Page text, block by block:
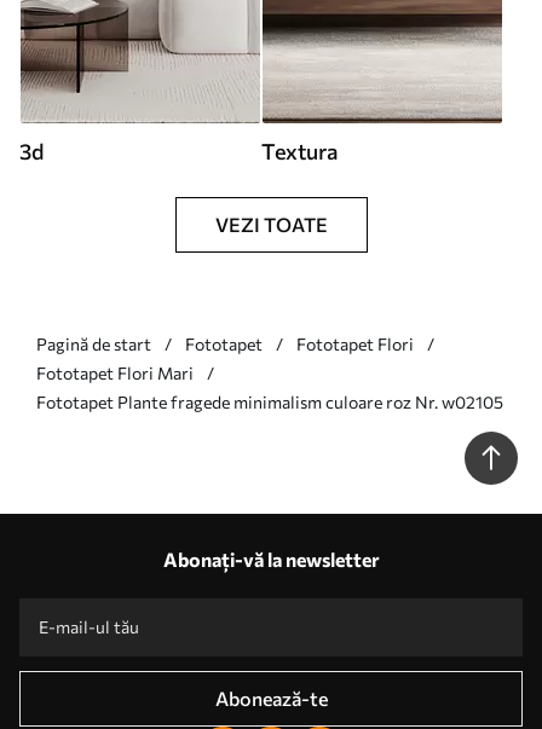
3d Textura
VEZI TOATE
Pagină de start Fototapet
Fototapet Flori
Fototapet Flori Mari
Fototapet Plante fragede minimalism culoare roz Nr. w02105
Abonați-vă la newsletter
Abonează-te